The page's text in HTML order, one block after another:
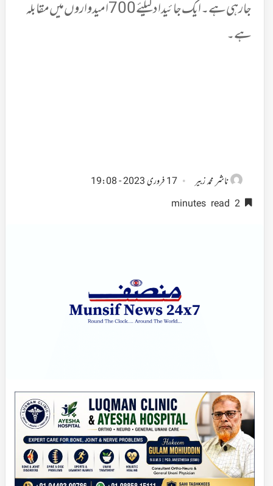
جارہی ہے۔ ایک جائیدادکیلئے 700 امیدواروں میں مقابلہ
ہے۔
ناشرمحمد زبیر
17 فروری 2023 - 19:08
2 minutes read